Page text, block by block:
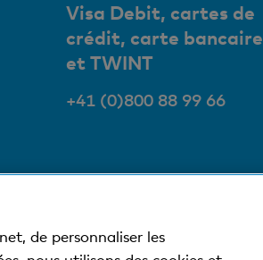
Visa Debit, cartes de
crédit, carte bancaire
et TWINT
+41 (0)800 88 99 66
de personnaliser les